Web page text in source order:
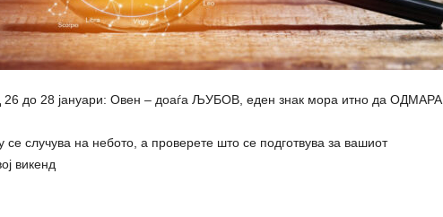
26 до 28 јануари: Овен – доаѓа ЉУБОВ, еден знак мора итно да ОДМAРА
случува на небото, а проверете што се подготвува за вашиот
викенд